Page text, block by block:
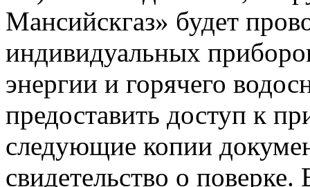
Мансийскгаз» будет
индивидуальных
энергии и горячего
предоставить доступ к
следующие копии
свидетельство о